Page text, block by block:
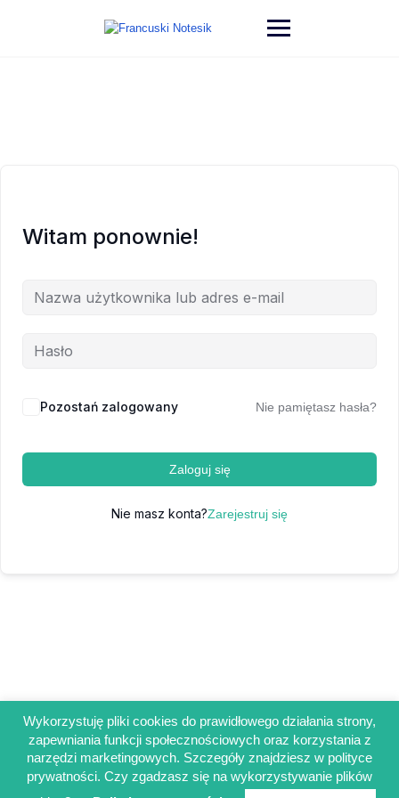
Witam ponownie!
Pozostań zalogowany Nie pamiętasz hasła?
Zaloguj się
Nie masz konta?Zarejestruj się
Regulamin sklepu
Polityka prywatności
Obowiązek informacyjny RODO
Wykorzystuję pliki cookies do prawidłowego działania strony,
zapewniania funkcji społecznościowych oraz korzystania z
narzędzi marketingowych. Szczegóły znajdziesz w polityce
prywatności. Czy zgadzasz się na wykorzystywanie plików